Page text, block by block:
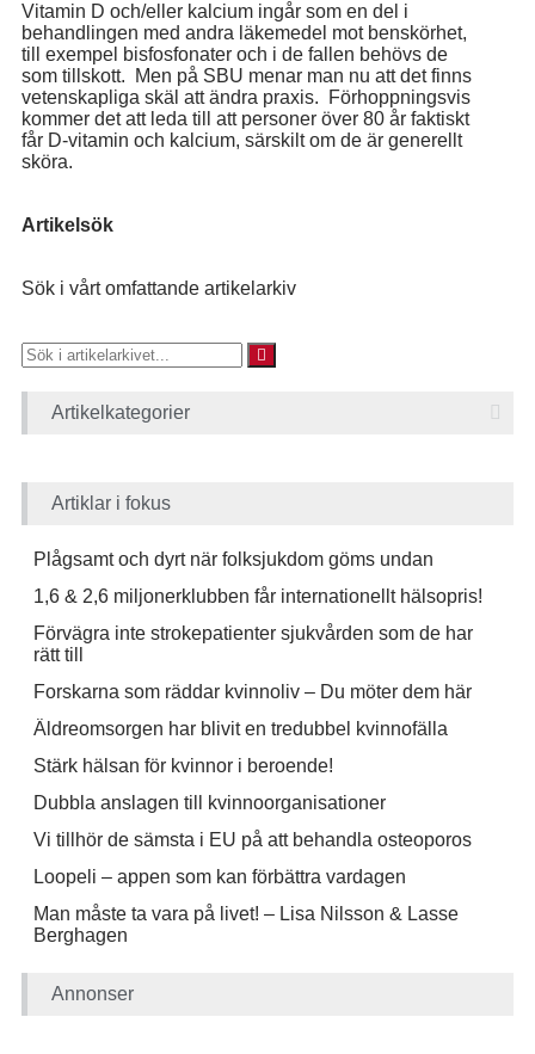
Vitamin D och/eller kalcium ingår som en del i
behandlingen med andra läkemedel mot benskörhet,
till exempel bisfosfonater och i de fallen behövs de
som tillskott. Men på SBU menar man nu att det finns
vetenskapliga skäl att ändra praxis. Förhoppningsvis
kommer det att leda till att personer över 80 år faktiskt
får D-vitamin och kalcium, särskilt om de är generellt
sköra.
Artikelsök
Sök i vårt omfattande artikelarkiv
Artikelkategorier
Artiklar i fokus
Plågsamt och dyrt när folksjukdom göms undan
1,6 & 2,6 miljonerklubben får internationellt hälsopris!
Förvägra inte strokepatienter sjukvården som de har
rätt till
Forskarna som räddar kvinnoliv – Du möter dem här
Äldreomsorgen har blivit en tredubbel kvinnofälla
Stärk hälsan för kvinnor i beroende!
Dubbla anslagen till kvinnoorganisationer
Vi tillhör de sämsta i EU på att behandla osteoporos
Loopeli – appen som kan förbättra vardagen
Man måste ta vara på livet! – Lisa Nilsson & Lasse
Berghagen
Annonser